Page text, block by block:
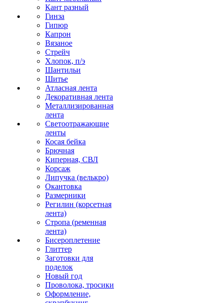
Кант разный
Гинза
Гипюр
Капрон
Вязаное
Стрейч
Хлопок, п/э
Шантильи
Шитье
Атласная лента
Декоративная лента
Металлизированная
лента
Светоотражающие
ленты
Косая бейка
Брючная
Киперная, СВЛ
Корсаж
Липучка (велькро)
Окантовка
Размерники
Регилин (корсетная
лента)
Стропа (ременная
лента)
Бисероплетение
Глиттер
Заготовки для
поделок
Новый год
Проволока, тросики
Оформление,